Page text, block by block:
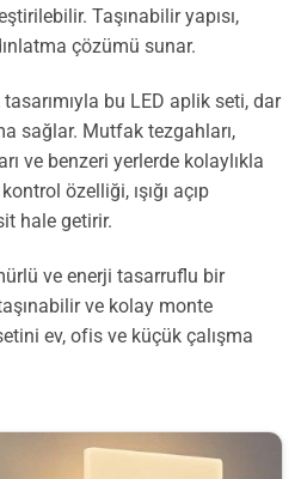
Taşınabilir yapısı,
çözümü sunar.
bu LED aplik seti, dar
sağlar. Mutfak tezgahları,
ve benzeri yerlerde kolaylıkla
özelliği, ışığı açıp
hale getirir.
ve enerji tasarruflu bir
ve kolay monte
ev, ofis ve küçük çalışma